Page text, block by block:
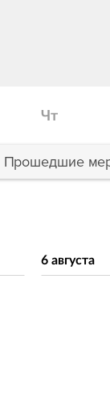
Чт
Прошедшие
6 августа